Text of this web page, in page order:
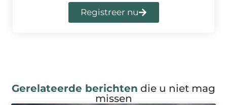
Registreer nu
Gerelateerde berichten die u niet mag
missen